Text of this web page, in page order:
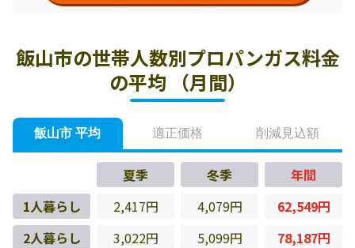
飯山市の世帯人数別プロパンガス料金
の平均 （月間）
飯山市 平均 適正価格 削減見込額
夏季 冬季
年間
1人暮らし
2,417円 4,079円
62,549円
2人暮らし
3,022円 5,099円
78,187円